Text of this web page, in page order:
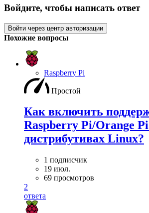
Войдите, чтобы написать ответ
Войти через центр авторизации
Похожие вопросы
Raspberry Pi
Простой
Как включить
Raspberry Pi/Orange
дистрибутивах Linux?
1 подписчик
19 июл.
69 просмотров
2
ответа